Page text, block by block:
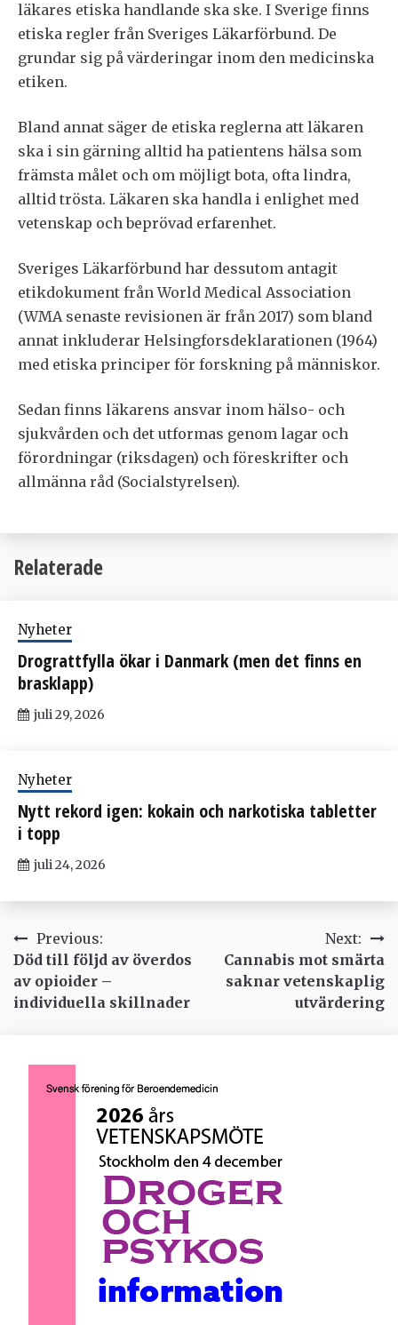
läkares etiska handlande ska ske. I Sverige finns
etiska regler från Sveriges Läkarförbund. De
grundar sig på värderingar inom den medicinska
etiken.
Bland annat säger de etiska reglerna att läkaren
ska i sin gärning alltid ha patientens hälsa som
främsta målet och om möjligt bota, ofta lindra,
alltid trösta. Läkaren ska handla i enlighet med
vetenskap och beprövad erfarenhet.
Sveriges Läkarförbund har dessutom antagit
etikdokument från World Medical Association
(WMA senaste revisionen är från 2017) som bland
annat inkluderar Helsingforsdeklarationen (1964)
med etiska principer för forskning på människor.
Sedan finns läkarens ansvar inom hälso- och
sjukvården och det utformas genom lagar och
förordningar (riksdagen) och föreskrifter och
allmänna råd (Socialstyrelsen).
Relaterade
Nyheter
Drograttfylla ökar i Danmark (men det finns en
brasklapp)
juli 29, 2026
Nyheter
Nytt rekord igen: kokain och narkotiska tabletter
i topp
juli 24, 2026
Inläggsnavigering
Previous:
Död till följd av överdos
av opioider –
individuella skillnader
Next:
Cannabis mot smärta
saknar vetenskaplig
utvärdering